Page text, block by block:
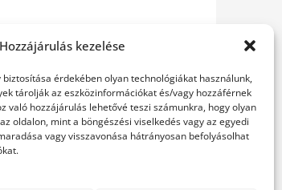
Hozzájárulás kezelése
érdekében olyan technológiákat használunk,
tárolják az eszközinformációkat és/vagy hozzáférnek
való hozzájárulás lehetővé teszi számunkra, hogy olyan
oldalon, mint a böngészési viselkedés vagy az egyedi
vagy visszavonása hátrányosan befolyásolhat